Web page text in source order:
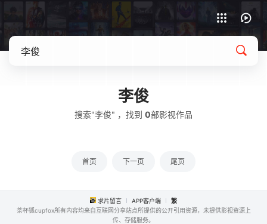
李俊
搜索"李俊" ，找到 0部影视作品
首页 下一页 尾页
求片留言 APP客户端
繁
茶杯狐cupfox所有内容均来自互联网分享站点所提供的公开引用资源，未提供影视资源上
传、存储服务。